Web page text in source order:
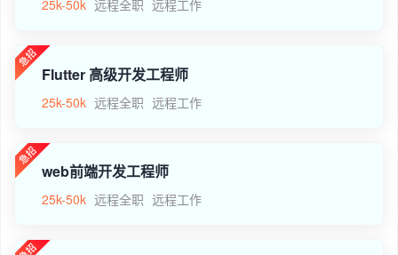
25k-50k 远程全职 远程工作
Flutter 高级开发工程师
25k-50k 远程全职 远程工作
web前端开发工程师
25k-50k 远程全职 远程工作